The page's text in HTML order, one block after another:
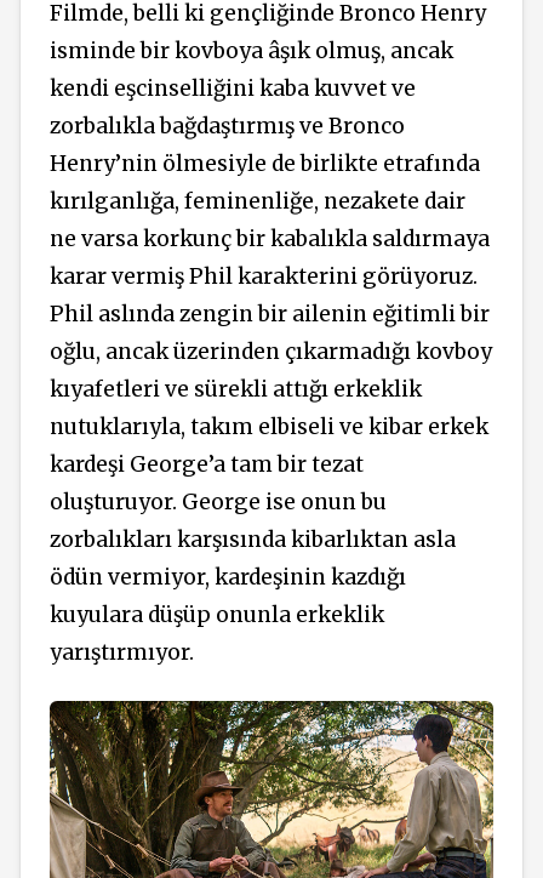
Filmde, belli ki gençliğinde Bronco Henry
isminde bir kovboya âşık olmuş, ancak
kendi eşcinselliğini kaba kuvvet ve
zorbalıkla bağdaştırmış ve Bronco
Henry’nin ölmesiyle de birlikte etrafında
kırılganlığa, feminenliğe, nezakete dair
ne varsa korkunç bir kabalıkla saldırmaya
karar vermiş Phil karakterini görüyoruz.
Phil aslında zengin bir ailenin eğitimli bir
oğlu, ancak üzerinden çıkarmadığı kovboy
kıyafetleri ve sürekli attığı erkeklik
nutuklarıyla, takım elbiseli ve kibar erkek
kardeşi George’a tam bir tezat
oluşturuyor. George ise onun bu
zorbalıkları karşısında kibarlıktan asla
ödün vermiyor, kardeşinin kazdığı
kuyulara düşüp onunla erkeklik
yarıştırmıyor.